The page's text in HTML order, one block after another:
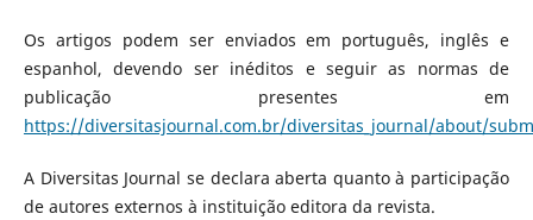
Os artigos podem ser enviados em português, inglês e
espanhol, devendo ser inéditos e seguir as normas de
publicação presentes em
https://diversitasjournal.com.br/diversitas_journal/about/
A Diversitas Journal se declara aberta quanto à participação
de autores externos à instituição editora da revista.